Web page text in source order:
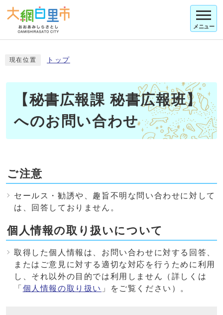
メニュー
現在位置 トップ
【秘書広報課 秘書広報班】
へのお問い合わせ
ご注意
セールス・勧誘や、趣旨不明な問い合わせに対して
は、回答しておりません。
個人情報の取り扱いについて
取得した個人情報は、お問い合わせに対する回答、
またはご意見に対する適切な対応を行うために利用
し、それ以外の目的では利用しません（詳しくは
「 個人情報の取り扱い 」をご覧ください）。